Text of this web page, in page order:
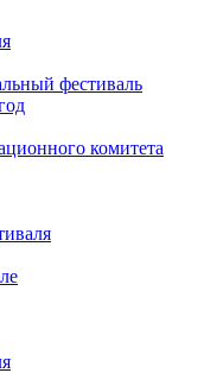
фестиваль
комитета